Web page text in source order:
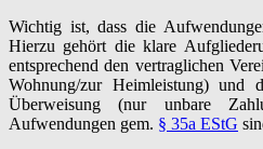
Wichtig ist, dass die
Hierzu gehört die klare
entsprechend den vertraglichen
Wohnung/zur Heimleistung) und
Überweisung (nur unbare
Aufwendungen gem. § 35a EStG